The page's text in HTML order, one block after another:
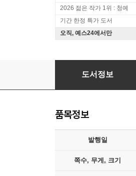
2026 젊은 작가 1위 : 청예
기간 한정 특가 도서
오직, 예스24에서만
도서정보
품목정보
발행일
쪽수, 무게, 크기